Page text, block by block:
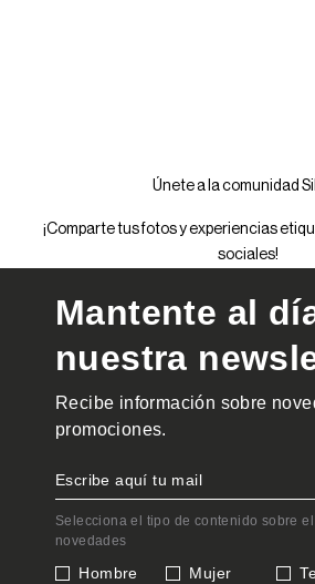
Únete a la comunidad
¡Comparte tus fotos y experiencias
sociales!